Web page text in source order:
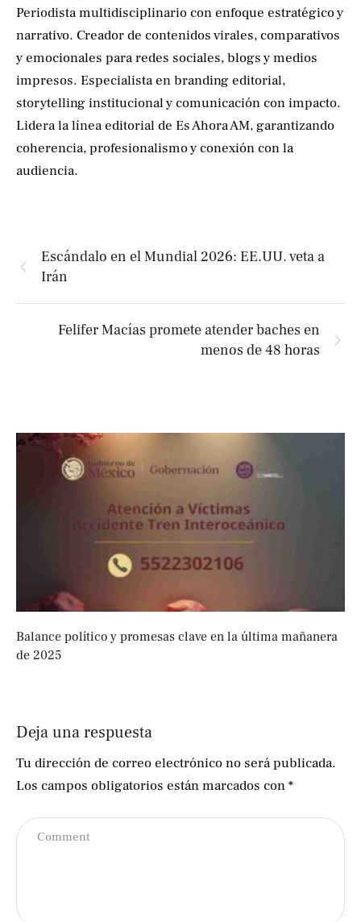
Periodista multidisciplinario con enfoque estratégico y
narrativo. Creador de contenidos virales, comparativos
y emocionales para redes sociales, blogs y medios
impresos. Especialista en branding editorial,
storytelling institucional y comunicación con impacto.
Lidera la línea editorial de Es Ahora AM, garantizando
coherencia, profesionalismo y conexión con la
audiencia.
Escándalo en el Mundial 2026: EE.UU. veta a
Irán
Felifer Macías promete atender baches en
menos de 48 horas
Balance político y promesas clave en la última mañanera
de 2025
Deja una respuesta
Tu dirección de correo electrónico no será publicada.
Los campos obligatorios están marcados con*